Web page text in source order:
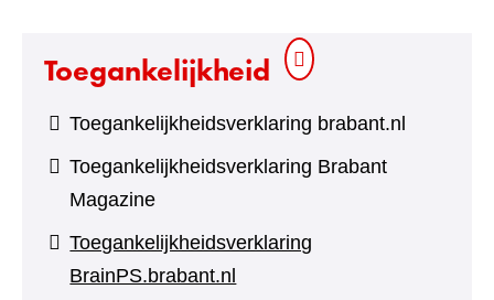
Toegankelijkheid
Toegankelijkheidsverklaring brabant.nl
Toegankelijkheidsverklaring Brabant
Magazine
Toegankelijkheidsverklaring
BrainPS.brabant.nl